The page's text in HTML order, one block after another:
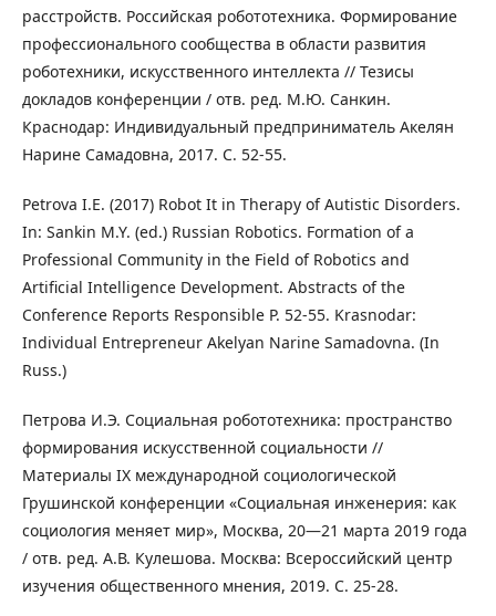
расстройств. Российская робототехника. Формирование
профессионального сообщества в области развития
роботехники, искусственного интеллекта // Тезисы
докладов конференции / отв. ред. М.Ю. Санкин.
Краснодар: Индивидуальный предприниматель Акелян
Нарине Самадовна, 2017. С. 52-55.
Petrova I.E. (2017) Robot It in Therapy of Autistic Disorders.
In: Sankin M.Y. (ed.) Russian Robotics. Formation of a
Professional Community in the Field of Robotics and
Artificial Intelligence Development. Abstracts of the
Conference Reports Responsible P. 52-55. Krasnodar:
Individual Entrepreneur Akelyan Narine Samadovna. (In
Russ.)
Петрова И.Э. Социальная робототехника: пространство
формирования искусственной социальности //
Материалы IX международной социологической
Грушинской конференции «Социальная инженерия: как
социология меняет мир», Москва, 20—21 марта 2019 года
/ отв. ред. А.В. Кулешова. Москва: Всероссийский центр
изучения общественного мнения, 2019. С. 25-28.